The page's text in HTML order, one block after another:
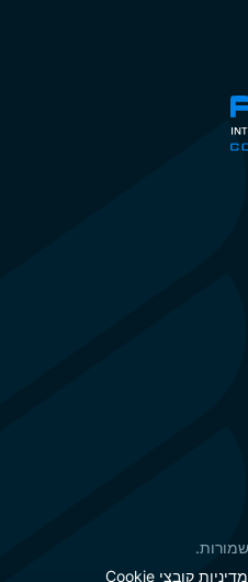
מדיניות קובצי Cookie